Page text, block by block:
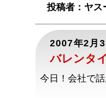
投稿者：ヤ
2007年2月
バレンタ
今日！会社で